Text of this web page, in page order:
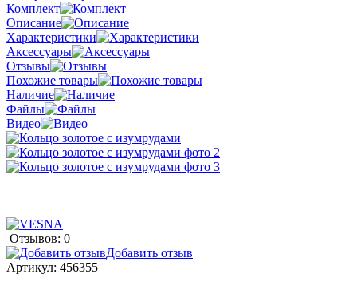
Комплект
Описание
Характеристики
Аксессуары
Отзывы
Похожие товары
Наличие
Файлы
Видео
Отзывов: 0
Добавить отзыв
Артикул: 456355